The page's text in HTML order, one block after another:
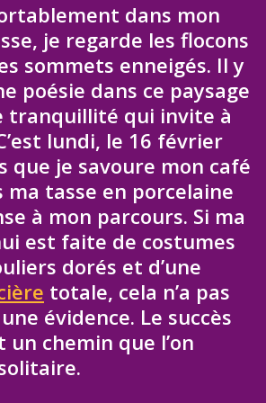
dans mon
je regarde les flocons
sommets enneigés. Il y
poésie dans ce paysage
tranquillité qui invite à
lundi, le 16 février
que je savoure mon café
ma tasse en porcelaine
à mon parcours. Si ma
est faite de costumes
dorés et d’une
totale, cela n’a pas
évidence. Le succès
chemin que l’on